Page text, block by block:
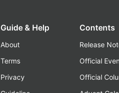
Guide & Help
About
Terms
Privacy
Contents
Release
Official
Official